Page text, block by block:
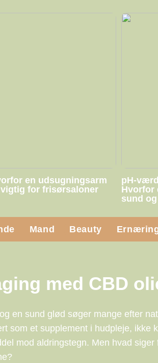
en udsugningsarm
for frisørsaloner
pH-
Hvorfor
sund
Mand Beauty
med CBD
en sund glød søger mange efter
som et supplement i hudpleje, ikke
mod aldringstegn. Men hvad